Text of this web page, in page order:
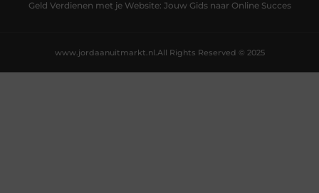
Geld Verdienen met je Website: Jouw Gids naar Online Succes
All Rights Reserved © 2025
www.jordaanuitmarkt.nl.